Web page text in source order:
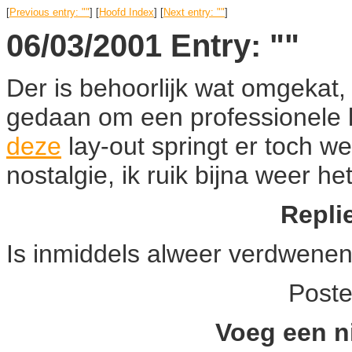
[Previous entry: ""] [Hoofd Index] [Next entry: ""]
06/03/2001 Entry: ""
Der is behoorlijk wat
gedaan om een
deze lay-out springt er toch
nostalgie, ik ruik bijna weer
Is inmiddels alweer verdwenen
Voeg een